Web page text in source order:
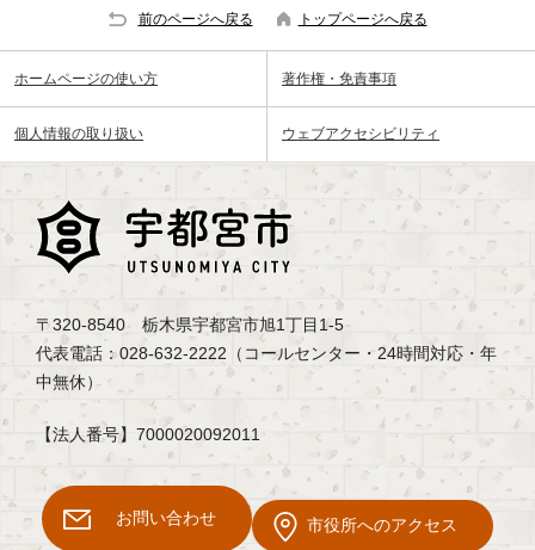
前のページへ戻る トップページへ戻る
ホームページの使い方 著作権・免責事項
個人情報の取り扱い ウェブアクセシビリティ
〒320-8540 栃木県宇都宮市旭1丁目1-5
代表電話：028-632-2222（コールセンター・24時間対応・年
中無休）
【法人番号】7000020092011
お問い合わせ 市役所へのアクセス